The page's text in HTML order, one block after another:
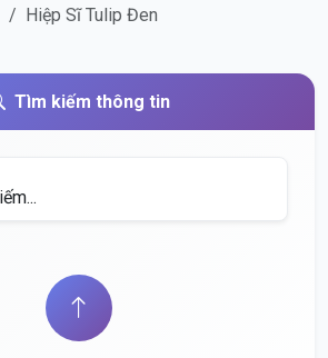
Hiệp Sĩ Tulip Đen
Tìm kiếm thông tin